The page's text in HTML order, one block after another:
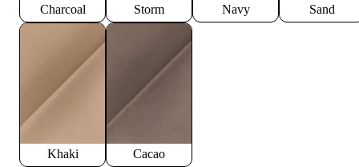
Charcoal Storm Navy Sand
Khaki
Cacao